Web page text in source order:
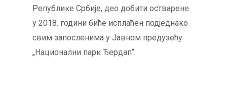
Републике Србије, део добити остварене
у 2018. години биће исплаћен подједнако
свим запосленима у Јавном предузећу
„Национални парк Ђердап“.